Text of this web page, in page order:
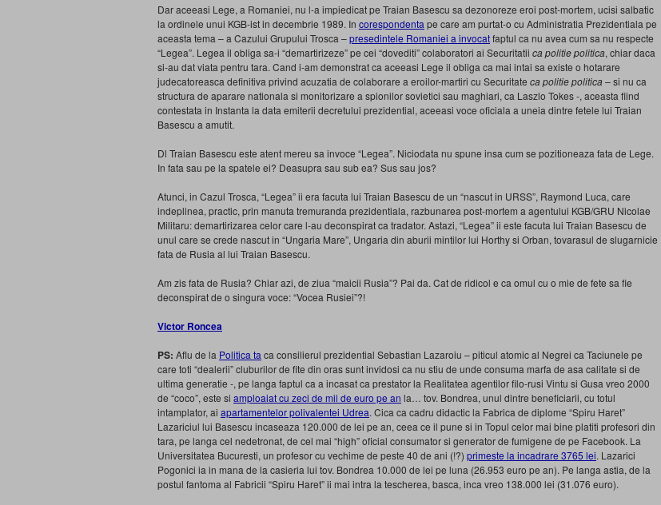
Dar aceeasi Lege, a Romaniei, nu l-a impiedicat pe Traian Basescu sa dezonoreze eroi post-mortem, ucisi salbatic
la ordinele unui KGB-ist in decembrie 1989. In corespondenta pe care am purtat-o cu Administratia Prezidentiala pe
aceasta tema – a Cazului Grupului Trosca –presedintele Romaniei a invocatfaptul ca nu avea cum sa nu respecte
“Legea”. Legea il obliga sa-i “demartirizeze” pe cei “dovediti” colaboratori ai Securitatii ca politie politica, chiar daca
si-au dat viata pentru tara. Cand i-am demonstrat ca aceeasi Lege il obliga ca mai intai sa existe o hotarare
judecatoreasca definitiva privind acuzatia de colaborare a eroilor-martiri cu Securitate ca politie politica –si nu ca
structura de aparare nationala si monitorizare a spionilor sovietici sau maghiari, ca Laszlo Tokes -, aceasta fiind
contestata in Instanta la data emiterii decretului prezidential, aceeasi voce oficiala a uneia dintre fetele lui Traian
Basescu a amutit.
Dl Traian Basescu este atent mereu sa invoce “Legea”. Niciodata nu spune insa cum se pozitioneaza fata de Lege.
In fata sau pe la spatele ei? Deasupra sau sub ea? Sus sau jos?
Atunci, in Cazul Trosca, “Legea” ii era facuta lui Traian Basescu de un “nascut in URSS”, Raymond Luca, care
indeplinea, practic, prin manuta tremuranda prezidentiala, razbunarea post-mortem a agentului KGB/GRU Nicolae
Militaru: demartirizarea celor care l-au deconspirat ca tradator. Astazi, “Legea” ii este facuta lui Traian Basescu de
unul care se crede nascut in “Ungaria Mare”, Ungaria din aburii mintilor lui Horthy si Orban, tovarasul de slugarnicie
fata de Rusia al lui Traian Basescu.
Am zis fata de Rusia? Chiar azi, de ziua “maicii Rusia”? Pai da. Cat de ridicol e ca omul cu o mie de fete sa fie
deconspirat de o singura voce: “Vocea Rusiei”?!
Victor Roncea
PS: Aflu de la Politica ta ca consilierul prezidential Sebastian Lazaroiu – piticul atomic al Negrei ca Taciunele pe
care toti “dealerii” cluburilor de fite din oras sunt invidosi ca nu stiu de unde consuma marfa de asa calitate si de
ultima generatie -, pe langa faptul ca a incasat ca prestator la Realitatea agentilor filo-rusi Vintu si Gusa vreo 2000
de “coco”, este si amploaiat cu zeci de mii de euro pe an la… tov. Bondrea, unul dintre beneficiarii, cu totul
intamplator, ai apartamentelor polivalentei Udrea. Cica ca cadru didactic la Fabrica de diplome “Spiru Haret”
Lazariciul lui Basescu incaseaza 120.000 de lei pe an, ceea ce il pune si in Topul celor mai bine platiti profesori din
tara, pe langa cel nedetronat, de cel mai “high” oficial consumator si generator de fumigene de pe Facebook. La
Universitatea Bucuresti, un profesor cu vechime de peste 40 de ani (!?) primeste la incadrare 3765 lei. Lazarici
Pogonici ia in mana de la casieria lui tov. Bondrea 10.000 de lei pe luna (26.953 euro pe an). Pe langa astia, de la
postul fantoma al Fabricii “Spiru Haret” ii mai intra la tescherea, basca, inca vreo 138.000 lei (31.076 euro).